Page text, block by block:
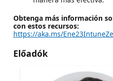
Obtenga más información
con estos recursos:
https://aka.ms/
Előadók